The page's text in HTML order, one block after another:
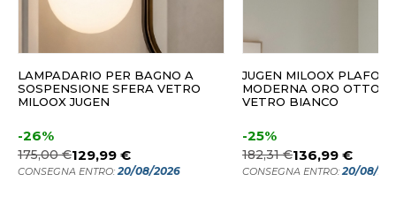
LAMPADARIO PER BAGNO A
SOSPENSIONE SFERA VETRO
MILOOX JUGEN
-26%
175,00 €129,99 €
CONSEGNA ENTRO: 20/08/2026
JUGEN MILOOX
MODERNA ORO
VETRO BIANCO
-25%
182,31 €136,99 €
CONSEGNA ENTRO: 20/08/